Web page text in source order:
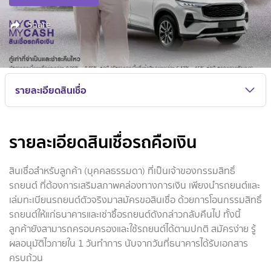
Share
รายละเอียดสินเชื่อ
รายละเอียดสินเชื่อรถคือเงิน
สินเชื่อสำหรับลูกค้า (บุคคลธรรมดา) ที่เป็นเจ้าของกรรมสิทธิ์
รถยนต์ ที่ต้องการเสริมสภาพคล่องทางการเงิน เพียงนำรถยนต์และ
เล่มทะเบียนรถยนต์ตัวจริงมาสมัครขอสินเชื่อ ด้วยการโอนกรรมสิทธิ์
รถยนต์ให้แก่ธนาคารและเช่าซื้อรถยนต์ดังกล่าวกลับคืนไป ทั้งนี้
ลูกค้ายังสามารถครอบครองและใช้รถยนต์ได้ตามปกติ สมัครง่าย รู้
ผลอนุมัติไวภายใน 1 วันทำการ นับจากวันที่ธนาคารได้รับเอกสาร
ครบถ้วน